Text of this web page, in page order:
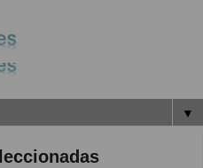
▼